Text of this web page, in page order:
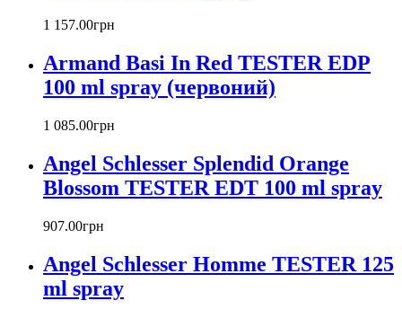
Betty Barclay
Bill Blass
Biotherm
Blumarine
Bond № 9
Boucheron
Bourjois
Britney Spears
Bruno Banani
Bvlgari
Byblos
Byredo
1 157.00грн
Armand Basi In Red TESTER EDP
100 ml spray (червоний)
1 085.00грн
Angel Schlesser Splendid Orange
Blossom TESTER EDT 100 ml spray
907.00грн
Angel Schlesser Homme TESTER 125
ml spray